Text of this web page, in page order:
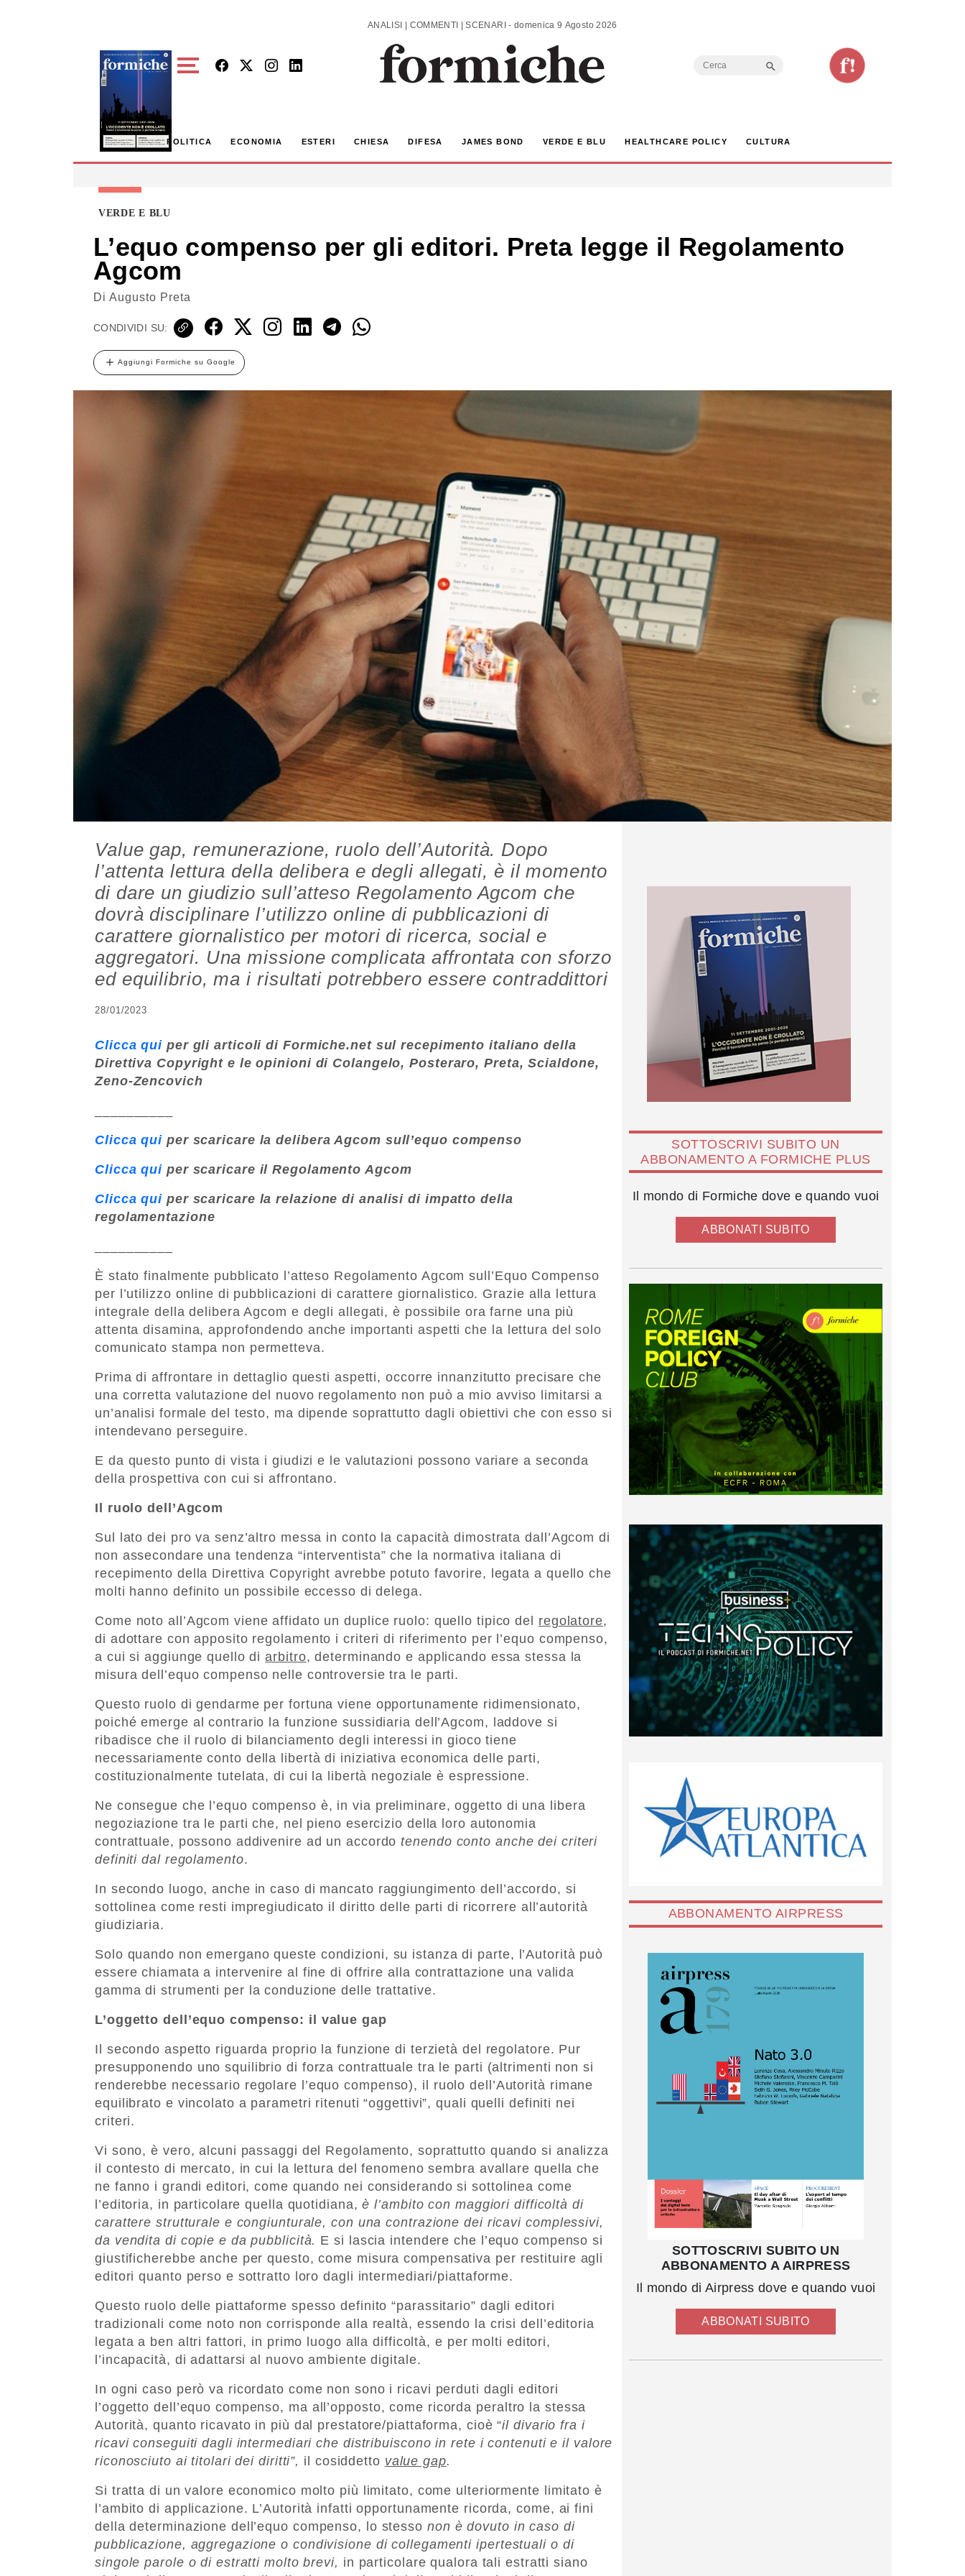
ANALISI | COMMENTI | SCENARI - domenica 9 Agosto 2026
Search
POLITICA ECONOMIA ESTERI CHIESA DIFESA JAMES BOND VERDE E BLU HEALTHCARE POLICY CULTURA
VERDE E BLU
L’equo compenso per gli editori. Preta legge il Regolamento
Agcom
Di Augusto Preta
CONDIVIDI SU:
Aggiungi Formiche su Google
Value gap, remunerazione, ruolo dell’Autorità. Dopo
l’attenta lettura della delibera e degli allegati, è il momento
di dare un giudizio sull’atteso Regolamento Agcom che
dovrà disciplinare l’utilizzo online di pubblicazioni di
carattere giornalistico per motori di ricerca, social e
aggregatori. Una missione complicata affrontata con sforzo
ed equilibrio, ma i risultati potrebbero essere contraddittori
28/01/2023
Clicca qui per gli articoli di Formiche.net sul recepimento italiano della
Direttiva Copyright e le opinioni di Colangelo, Posteraro, Preta, Scialdone,
Zeno-Zencovich
Clicca qui per scaricare la delibera Agcom sull’equo compenso
Clicca qui per scaricare il Regolamento Agcom
Clicca qui per scaricare la relazione di analisi di impatto della
regolamentazione
È stato finalmente pubblicato l’atteso Regolamento Agcom sull’Equo Compenso
per l’utilizzo online di pubblicazioni di carattere giornalistico. Grazie alla lettura
integrale della delibera Agcom e degli allegati, è possibile ora farne una più
attenta disamina, approfondendo anche importanti aspetti che la lettura del solo
comunicato stampa non permetteva.
Prima di affrontare in dettaglio questi aspetti, occorre innanzitutto precisare che
una corretta valutazione del nuovo regolamento non può a mio avviso limitarsi a
un’analisi formale del testo, ma dipende soprattutto dagli obiettivi che con esso si
intendevano perseguire.
E da questo punto di vista i giudizi e le valutazioni possono variare a seconda
della prospettiva con cui si affrontano.
Il ruolo dell’Agcom
Sul lato dei pro va senz’altro messa in conto la capacità dimostrata dall’Agcom di
non assecondare una tendenza “interventista” che la normativa italiana di
recepimento della Direttiva Copyright avrebbe potuto favorire, legata a quello che
molti hanno definito un possibile eccesso di delega.
Come noto all’Agcom viene affidato un duplice ruolo: quello tipico del regolatore,
di adottare con apposito regolamento i criteri di riferimento per l’equo compenso,
a cui si aggiunge quello diarbitro, determinando e applicando essa stessa la
misura dell’equo compenso nelle controversie tra le parti.
Questo ruolo di gendarme per fortuna viene opportunamente ridimensionato,
poiché emerge al contrario la funzione sussidiaria dell’Agcom, laddove si
ribadisce che il ruolo di bilanciamento degli interessi in gioco tiene
necessariamente conto della libertà di iniziativa economica delle parti,
costituzionalmente tutelata, di cui la libertà negoziale è espressione.
Ne consegue che l’equo compenso è, in via preliminare, oggetto di una libera
negoziazione tra le parti che, nel pieno esercizio della loro autonomia
contrattuale, possono addivenire ad un accordotenendo conto anche dei criteri
definiti dal regolamento.
In secondo luogo, anche in caso di mancato raggiungimento dell’accordo, si
sottolinea come resti impregiudicato il diritto delle parti di ricorrere all’autorità
giudiziaria.
Solo quando non emergano queste condizioni, su istanza di parte, l’Autorità può
essere chiamata a intervenire al fine di offrire alla contrattazione una valida
gamma di strumenti per la conduzione delle trattative.
L’oggetto dell’equo compenso: il value gap
Il secondo aspetto riguarda proprio la funzione di terzietà del regolatore. Pur
presupponendo uno squilibrio di forza contrattuale tra le parti (altrimenti non si
renderebbe necessario regolare l’equo compenso), il ruolo dell’Autorità rimane
equilibrato e vincolato a parametri ritenuti “oggettivi”, quali quelli definiti nei
criteri.
Vi sono, è vero, alcuni passaggi del Regolamento, soprattutto quando si analizza
il contesto di mercato, in cui la lettura del fenomeno sembra avallare quella che
ne fanno i grandi editori, come quando nei considerando si sottolinea come
l’editoria, in particolare quella quotidiana,è l’ambito con maggiori difficoltà di
carattere strutturale e congiunturale, con una contrazione dei ricavi complessivi,
da vendita di copie e da pubblicità. E si lascia intendere che l’equo compenso si
giustificherebbe anche per questo, come misura compensativa per restituire agli
editori quanto perso e sottratto loro dagli intermediari/piattaforme.
Questo ruolo delle piattaforme spesso definito “parassitario” dagli editori
tradizionali come noto non corrisponde alla realtà, essendo la crisi dell’editoria
legata a ben altri fattori, in primo luogo alla difficoltà, e per molti editori,
l’incapacità, di adattarsi al nuovo ambiente digitale.
In ogni caso però va ricordato come non sono i ricavi perduti dagli editori
l’oggetto dell’equo compenso, ma all’opposto, come ricorda peraltro la stessa
Autorità, quanto ricavato in più dal prestatore/piattaforma, cioè “il divario fra i
ricavi conseguiti dagli intermediari che distribuiscono in rete i contenuti e il valore
riconosciuto ai titolari dei diritti”, il cosiddetto value gap.
Si tratta di un valore economico molto più limitato, come ulteriormente limitato è
l’ambito di applicazione. L’Autorità infatti opportunamente ricorda, come, ai fini
della determinazione dell’equo compenso, lo stesso non è dovuto in caso di
pubblicazione, aggregazione o condivisione di collegamenti ipertestuali o di
singole parole o di estratti molto brevi, in particolare qualora tali estratti siano
SOTTOSCRIVI SUBITO UN
ABBONAMENTO A FORMICHE PLUS
Il mondo di Formiche dove e quando vuoi
ABBONATI SUBITO
ABBONAMENTO AIRPRESS
SOTTOSCRIVI SUBITO UN
ABBONAMENTO A AIRPRESS
Il mondo di Airpress dove e quando vuoi
ABBONATI SUBITO